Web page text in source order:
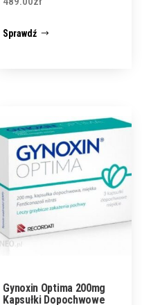
Sprawdź
Gynoxin Optima 200mg
Kapsułki Dopochwowe